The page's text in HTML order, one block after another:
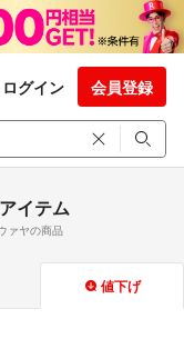
ログイン 会員登録
イテム
ァヤの商品
値下げ